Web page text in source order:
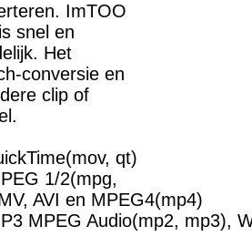
ImTOO
snel en
Het
conversie en
clip of
qt)
1/2(mpg,
AVI en MPEG4(mp4)
MPEG Audio(mp2, mp3),